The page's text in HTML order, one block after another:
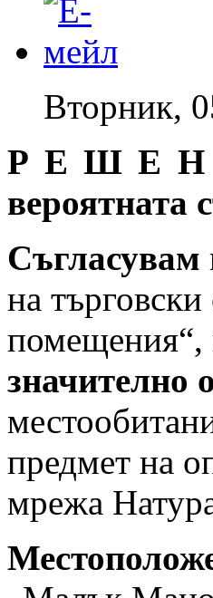
Вторник,
Р Е Ш Е Н И
вероятната
Съгласувам
на
помещения“,
значително
предмет на
мрежа